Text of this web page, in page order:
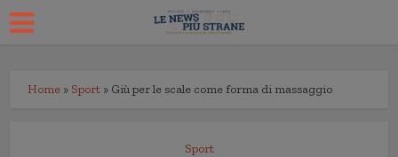
Home » Sport » Giù per le scale come forma di massaggio
Sport